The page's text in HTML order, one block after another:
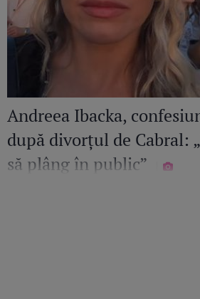
Andreea Ibacka,
după divorțul de Cabral:
să plâng în public”